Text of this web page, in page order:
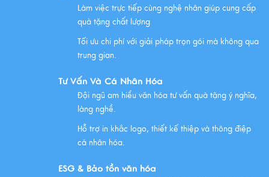
Chính Sách Quyền Riêng Tư Tại Mỹ Nghệ Việt
NHỮNG ĐẶC ĐIỂM CỦA HÀNG THỦ CÔNG MỸ NGHỆ
QUÀ VĂN HÓA VIỆT TẶNG KHÁCH QUỐC TẾ
Làm việc trực tiếp cùng nghệ nhân giúp cung cấp
quà tặng chất lượng
Tối ưu chi phí với giải pháp trọn gói mà không qua
trung gian.
Tư Vấn Và Cá Nhân Hóa
Đội ngũ am hiểu văn hóa tư vấn quà tặng ý nghĩa,
làng nghề.
Hỗ trợ in khắc logo, thiết kế thiệp và thông điệp
cá nhân hóa.
ESG & Bảo tồn văn hóa